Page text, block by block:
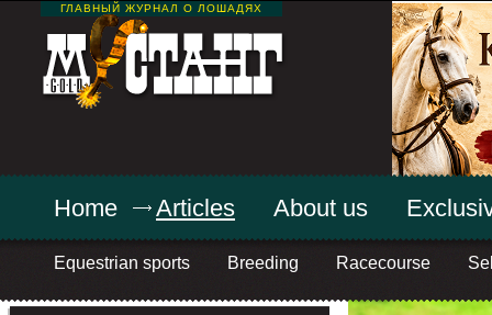
ГЛАВНЫЙ ЖУРНАЛ О ЛОШАДЯХ
Home Articles
Equestrian sports Breeding Racecourse
About us